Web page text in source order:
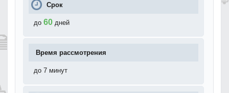
Срок
до 60 дней
Время рассмотрения
до 7 минут